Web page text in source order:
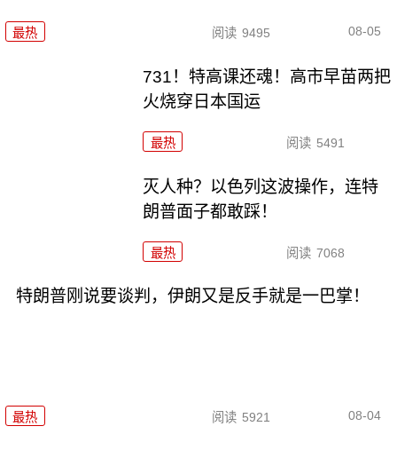
最热 阅读 9495 08-05
731！特高课还魂！高市早苗两把
火烧穿日本国运
最热 阅读 5491
灭人种？以色列这波操作，连特
朗普面子都敢踩！
最热 阅读 7068
特朗普刚说要谈判，伊朗又是反手就是一巴掌！
最热 阅读 5921 08-04